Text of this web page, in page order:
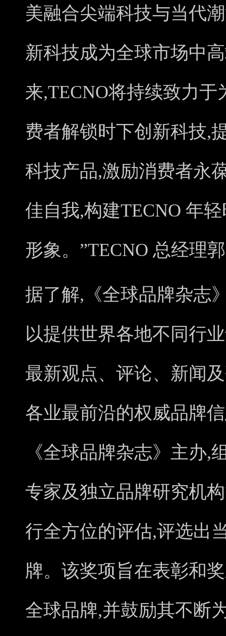
美融合尖端科技与当代
新科技成为全球市场中
来,TECNO将持续致力于
费者解锁时下创新科技,
科技产品,激励消费者永
佳自我,构建TECNO 年
形象。”TECNO 总经理
据了解,《全球品牌杂志
以提供世界各地不同行
最新观点、评论、新闻
各业最前沿的权威品牌
《全球品牌杂志》主办,
专家及独立品牌研究机
行全方位的评估,评选出
牌。该奖项旨在表彰和
全球品牌,并鼓励其不断